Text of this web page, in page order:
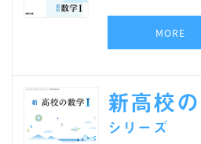
MORE
新高校
シリーズ